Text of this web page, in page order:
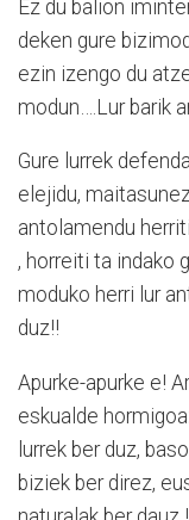
Ez du balion
deken gure
ezin izengo du
modun….Lur barik
Gure lurrek
elejidu,
antolamendu
, horreiti ta indako
moduko herri lur
duz!!
Apurke-apurke e!
eskualde
lurrek ber duz,
biziek ber direz,